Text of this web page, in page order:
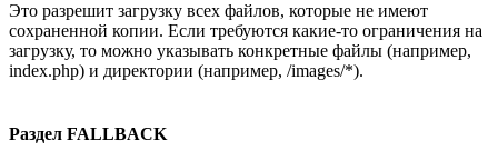
Это разрешит загрузку всех файлов, которые не имеют
сохраненной копии. Если требуются какие-то ограничения на
загрузку, то можно указывать конкретные файлы (например,
index.php) и директории (например, /images/*).
Раздел FALLBACK